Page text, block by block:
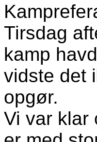
Tirsdag
kamp
vidste det
opgør.
Vi var klar